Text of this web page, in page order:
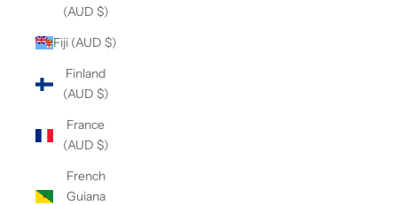
(AUD $)
Fiji (AUD $)
Finland
(AUD $)
France
(AUD $)
French
Guiana